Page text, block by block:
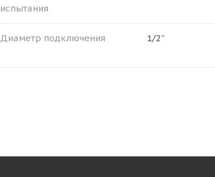
испытания
Диаметр подключения 1/2”